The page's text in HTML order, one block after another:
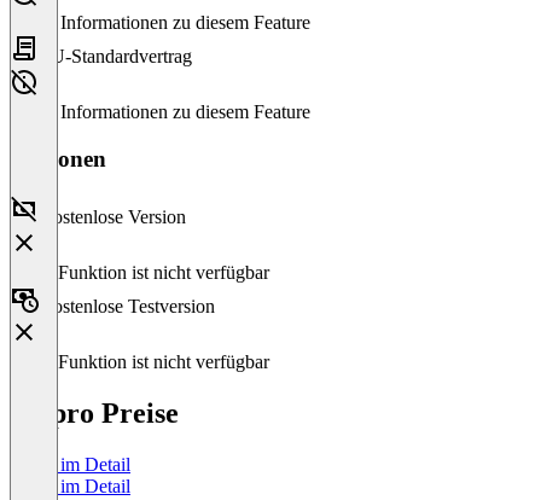
Keine Informationen zu diesem Feature
EU-Standardvertrag
Keine Informationen zu diesem Feature
Versionen
Kostenlose Version
Diese Funktion ist nicht verfügbar
Kostenlose Testversion
Diese Funktion ist nicht verfügbar
ais.pro Preise
Preise im Detail
Preise im Detail